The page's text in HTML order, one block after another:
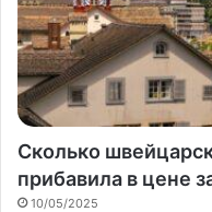
Сколько
прибавила в цене
10/05/2025